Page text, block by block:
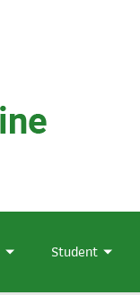
Student